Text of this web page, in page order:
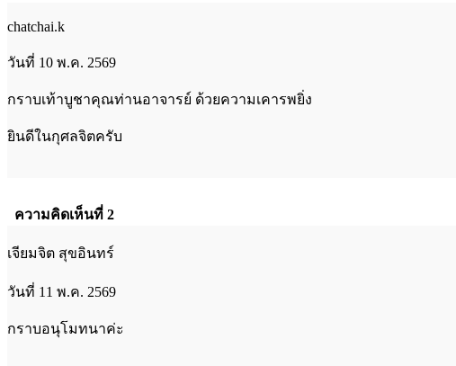
chatchai.k
วันที่ 10 พ.ค. 2569
กราบเท้าบูชาคุณท่านอาจารย์ ด้วยความเคารพยิ่ง
ยินดีในกุศลจิตครับ
ความคิดเห็นที่ 2
เจียมจิต สุขอินทร์
วันที่ 11 พ.ค. 2569
กราบอนุโมทนาค่ะ